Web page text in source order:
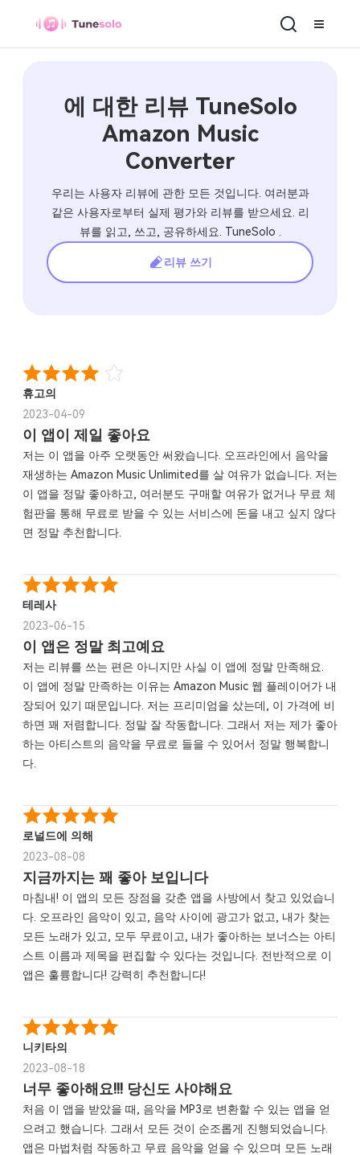
Amazon Music Converter
에 대한 리뷰 TuneSolo
Amazon Music
Converter
우리는 사용자 리뷰에 관한 모든 것입니다. 여러분과
같은 사용자로부터 실제 평가와 리뷰를 받으세요. 리
뷰를 읽고, 쓰고, 공유하세요. TuneSolo .
리뷰 쓰기
휴고의
2023-04-09
이 앱이 제일 좋아요
저는 이 앱을 아주 오랫동안 써왔습니다. 오프라인에서 음악을
재생하는 Amazon Music Unlimited를 살 여유가 없습니다. 저는
이 앱을 정말 좋아하고, 여러분도 구매할 여유가 없거나 무료 체
험판을 통해 무료로 받을 수 있는 서비스에 돈을 내고 싶지 않다
면 정말 추천합니다.
테레사
2023-06-15
이 앱은 정말 최고예요
저는 리뷰를 쓰는 편은 아니지만 사실 이 앱에 정말 만족해요.
이 앱에 정말 만족하는 이유는 Amazon Music 웹 플레이어가 내
장되어 있기 때문입니다. 저는 프리미엄을 샀는데, 이 가격에 비
하면 꽤 저렴합니다. 정말 잘 작동합니다. 그래서 저는 제가 좋아
하는 아티스트의 음악을 무료로 들을 수 있어서 정말 행복합니
다.
로널드에 의해
2023-08-08
지금까지는 꽤 좋아 보입니다
마침내! 이 앱의 모든 장점을 갖춘 앱을 사방에서 찾고 있었습니
다. 오프라인 음악이 있고, 음악 사이에 광고가 없고, 내가 찾는
모든 노래가 있고, 모두 무료이고, 내가 좋아하는 보너스는 아티
스트 이름과 제목을 편집할 수 있다는 것입니다. 전반적으로 이
앱은 훌륭합니다! 강력히 추천합니다!
니키타의
2023-08-18
너무 좋아해요!!! 당신도 사야해요
처음 이 앱을 받았을 때, 음악을 MP3로 변환할 수 있는 앱을 얻
으려고 했습니다. 그래서 모든 것이 순조롭게 진행되었습니다.
앱은 마법처럼 작동하고 무료 음악을 얻을 수 있으며 모든 노래